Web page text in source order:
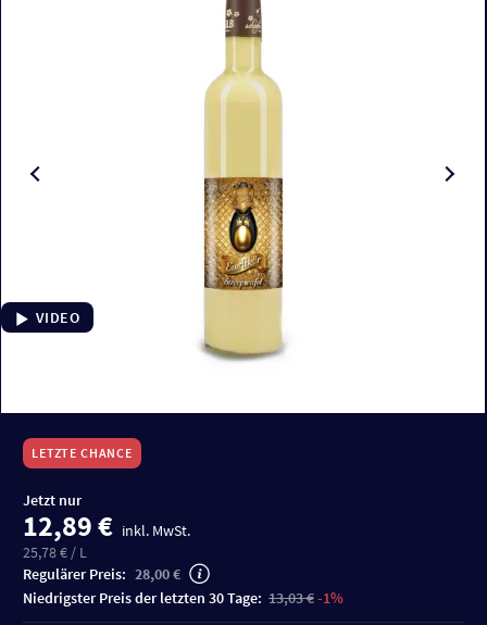
VIDEO
LETZTE CHANCE
Jetzt nur
12,89 € inkl. MwSt.
25,78 € / L
Regulärer Preis: 28,00 €
niedrigster Preis der letzten 30 Tage: 13,03 €-1%